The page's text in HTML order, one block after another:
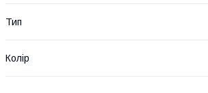
Тип
Колір